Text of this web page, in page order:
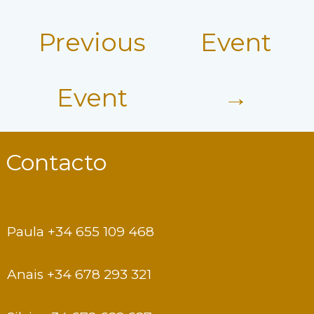
Previous
Event
Event
→
Contacto
Paula +34 655 109 468
Anais +34 678 293 321